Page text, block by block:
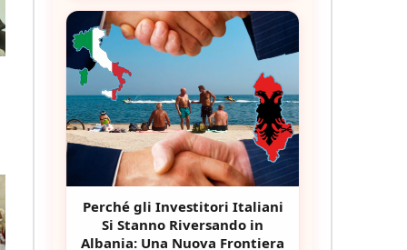
Perché gli Investitori Italiani
Si Stanno Riversando in
Albania: Una Nuova Frontiera